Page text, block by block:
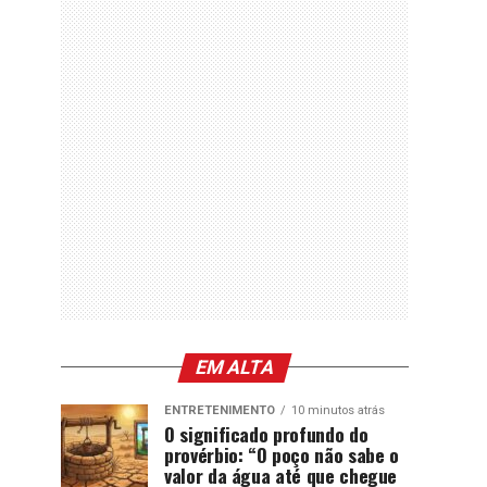
EM ALTA
ENTRETENIMENTO 10 minutos atrás
O significado profundo do
provérbio: “O poço não sabe o
valor da água até que chegue